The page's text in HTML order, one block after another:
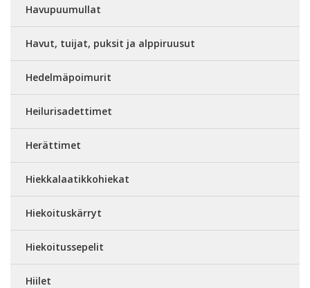
Havupuumullat
Havut, tuijat, puksit ja alppiruusut
Hedelmäpoimurit
Heilurisadettimet
Herättimet
Hiekkalaatikkohiekat
Hiekoituskärryt
Hiekoitussepelit
Hiilet